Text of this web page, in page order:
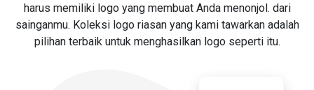
harus memiliki logo yang membuat Anda menonjol. dari
sainganmu. Koleksi logo riasan yang kami tawarkan adalah
pilihan terbaik untuk menghasilkan logo seperti itu.